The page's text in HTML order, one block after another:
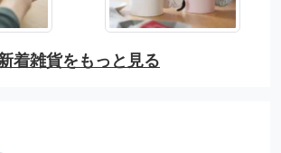
着雑貨をもっと見る